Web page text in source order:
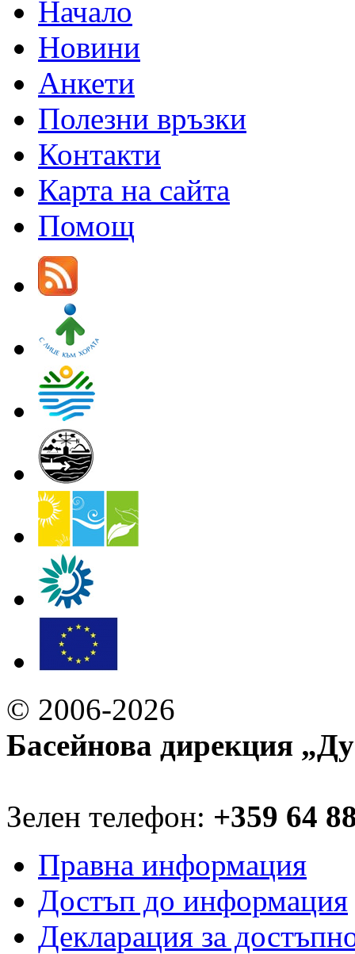
Начало
Новини
Анкети
Полезни връзки
Контакти
Карта на сайта
Помощ
© 2006-2026
Басейнова дирекция
Зелен телефон: +359 64
Правна информация
Достъп до информация
Декларация за